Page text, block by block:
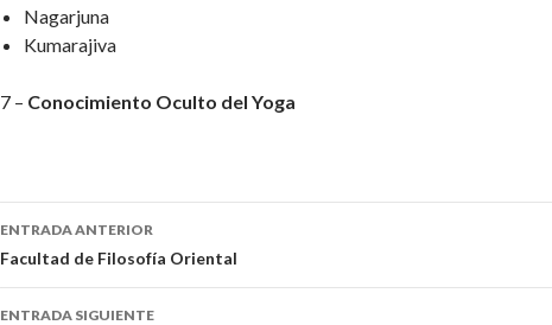
Nagarjuna
Kumarajiva
7 – Conocimiento Oculto del Yoga
Ir a la entrada
ENTRADA ANTERIOR
Facultad de Filosofía Oriental
ENTRADA SIGUIENTE